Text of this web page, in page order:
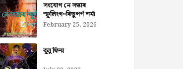
সংযোগ নে সত্তাৰ
স্ফুলিংগ~ৰিতুপৰ্ণ শৰ্মা
February 25, 2026
বুলু ফিল্ম